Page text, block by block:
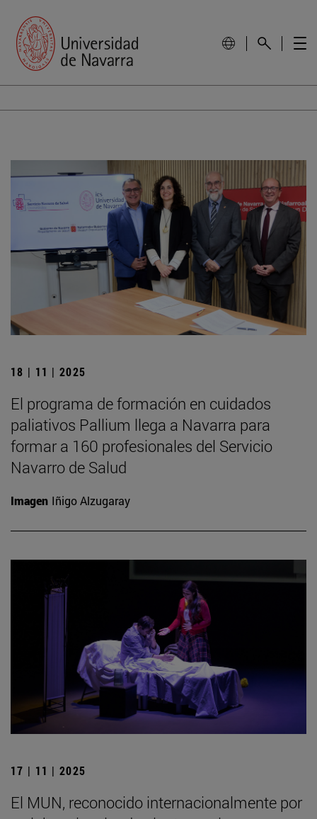
18 | 11 | 2025
El programa de formación en cuidados
paliativos Pallium llega a Navarra para
formar a 160 profesionales del Servicio
Navarro de Salud
Imagen Iñigo Alzugaray
17 | 11 | 2025
El MUN, reconocido internacionalmente por